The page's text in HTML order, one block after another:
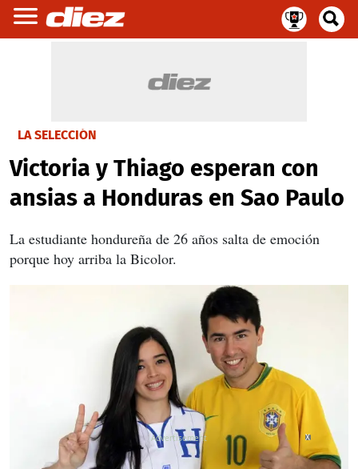
LA SELECCIÓN
Victoria y Thiago esperan con
ansias a Honduras en Sao Paulo
La estudiante hondureña de 26 años salta de emoción
porque hoy arriba la Bicolor.
X